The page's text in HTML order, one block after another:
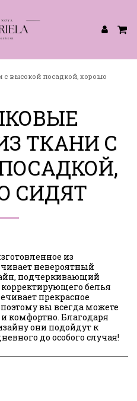
с высокой посадкой, хорошо
ТКАНИ С
СИДЯТ
из
невероятный
подчеркивающий
белья
прекрасное
вы всегда можете
и комфортно. Благодаря
они подойдут к
до особого случая!